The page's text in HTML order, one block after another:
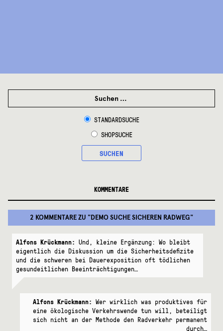
STANDARDSUCHE
SHOPSUCHE
SUCHEN
KOMMENTARE
2 KOMMENTAREZU "DEMO SUCHE SICHEREN RADWEG"
Alfons Krückmann: Und, kleine Ergänzung: Wo bleibt
eigentlich die Diskussion um die Sicherheitsdefizite
und die schweren bei Dauerexposition oft tödlichen
gesundeitlichen Beeinträchtigungen…
Alfons Krückmann: Wer wirklich was produktives für
eine ökologische Verkehrswende tun will, beteiligt
sich nicht an der Methode den Radverkehr permanent
durch…